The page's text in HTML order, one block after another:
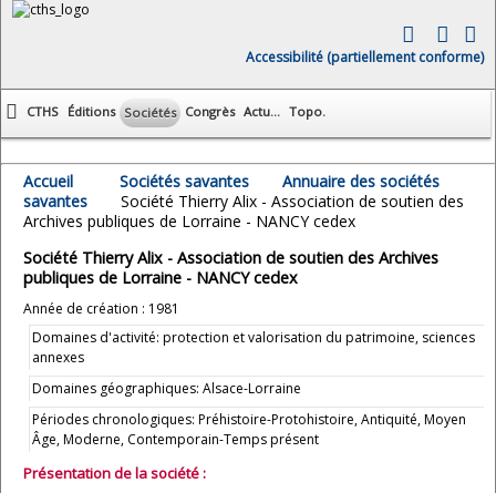
Accessibilité (partiellement conforme)
CTHS Éditions Sociétés Congrès Actu... Topo.
Accueil Sociétés savantes
Annuaire des sociétés
savantes
Société Thierry Alix - Association de soutien des
Archives publiques de Lorraine - NANCY cedex
Société Thierry Alix - Association de soutien des Archives
publiques de Lorraine - NANCY cedex
Année de création : 1981
Domaines d'activité: protection et valorisation du patrimoine, sciences
annexes
Domaines géographiques: Alsace-Lorraine
Périodes chronologiques: Préhistoire-Protohistoire, Antiquité, Moyen
Âge, Moderne, Contemporain-Temps présent
Présentation de la société :